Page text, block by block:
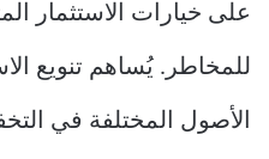
على خيارات الاستثمار
للمخاطر. يُساهم تنويع
الأصول المختلفة في